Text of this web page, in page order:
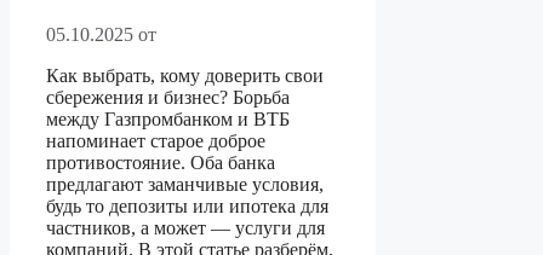
05.10.2025 от
Как выбрать, кому доверить свои
сбережения и бизнес? Борьба
между Газпромбанком и ВТБ
напоминает старое доброе
противостояние. Оба банка
предлагают заманчивые условия,
будь то депозиты или ипотека для
частников, а может — услуги для
компаний. В этой статье разберём,